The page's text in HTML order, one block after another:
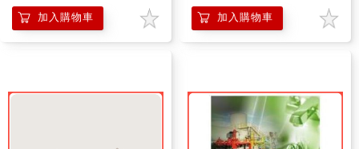
加入購物車 加入購物車